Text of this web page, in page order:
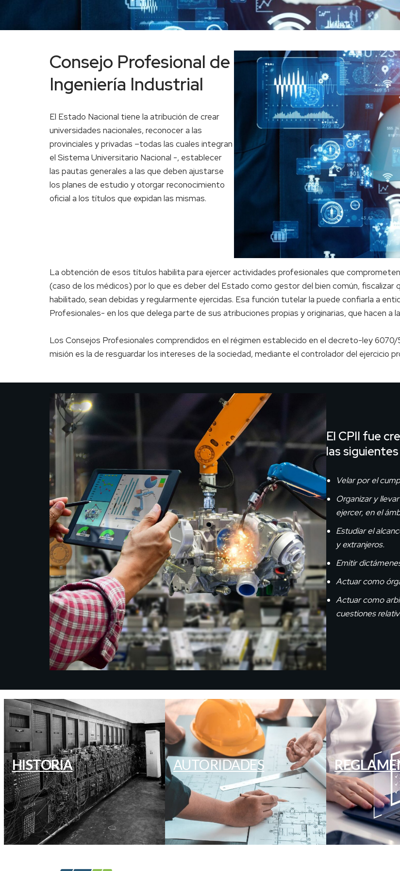
Consejo Profesional de
Ingeniería Industrial
El Estado Nacional tiene la atribución de crear
universidades nacionales, reconocer a las
provinciales y privadas –todas las cuales integran
el Sistema Universitario Nacional -, establecer
las pautas generales a las que deben ajustarse
los planes de estudio y otorgar reconocimiento
oficial a los títulos que expidan las mismas.
La obtención de esos títulos habilita para ejercer actividades profesionales que
(caso de los médicos) por lo que es deber del Estado como gestor del bien común, fiscalizar
habilitado, sean debidas y regularmente ejercidas. Esa función tutelar la puede confiarla a
Profesionales- en los que delega parte de sus atribuciones propias y originarias, que hacen a
Los Consejos Profesionales comprendidos en el régimen establecido en el decreto-ley
misión es la de resguardar los intereses de la sociedad, mediante el controlador del ejercicio
El CPII fue
las
Velar por el
Organizar y
ejercer, en el
Estudiar el
y extranjeros.
Emitir
Actuar como
Actuar como
cuestiones
HISTORIA AUTORIDADES